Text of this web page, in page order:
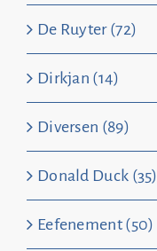
De Ruyter (72)
Dirkjan (14)
Diversen (89)
Donald Duck (35)
Eefenement (50)